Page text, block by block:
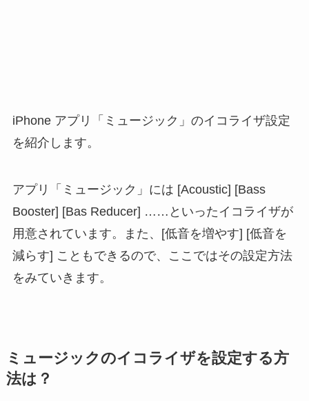
iPhone アプリ「ミュージック」のイコライザ設定
を紹介します。
アプリ「ミュージック」には [Acoustic] [Bass
Booster] [Bas Reducer] ……といったイコライザが
用意されています。また、[低音を増やす] [低音を
減らす] こともできるので、ここではその設定方法
をみていきます。
ミュージックのイコライザを設定する方
法は？